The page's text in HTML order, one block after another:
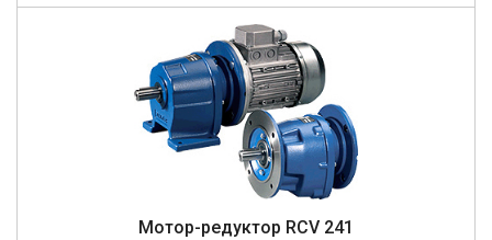
Мотор-редуктор RCV 241